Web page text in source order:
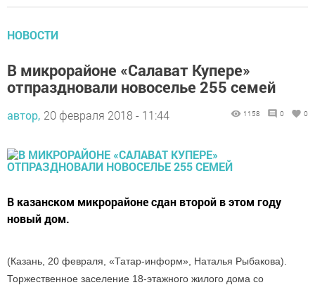
НОВОСТИ
В микрорайоне «Салават Купере»
отпраздновали новоселье 255 семей
автор, 20 февраля 2018 - 11:44 1158 0 0
В казанском микрорайоне сдан второй в этом году
новый дом.
(Казань, 20 февраля, «Татар-информ», Наталья Рыбакова).
Торжественное заселение 18-этажного жилого дома со